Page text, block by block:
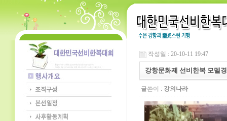
작성일 : 20-10-11 19:47
강항문화제 선비한복 모델
글쓴이 : 강의나라